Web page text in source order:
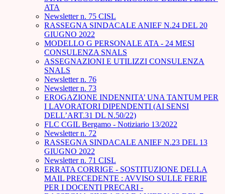
ATA
Newsletter n. 75 CISL
RASSEGNA SINDACALE ANIEF N.24 DEL 20
GIUGNO 2022
MODELLO G PERSONALE ATA - 24 MESI
CONSULENZA SNALS
ASSEGNAZIONI E UTILIZZI CONSULENZA
SNALS
Newsletter n. 76
Newsletter n. 73
EROGAZIONE INDENNITA’ UNA TANTUM PER
I LAVORATORI DIPENDENTI (AI SENSI
DELL’ART.31 DL N.50/22)
FLC CGIL Bergamo - Notiziario 13/2022
Newsletter n. 72
RASSEGNA SINDACALE ANIEF N.23 DEL 13
GIUGNO 2022
Newsletter n. 71 CISL
ERRATA CORRIGE - SOSTITUZIONE DELLA
MAIL PRECEDENTE : AVVISO SULLE FERIE
PER I DOCENTI PRECARI -